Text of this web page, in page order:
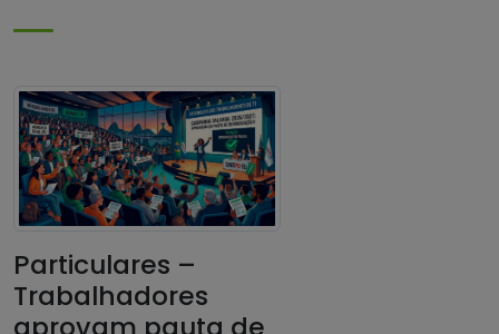
Particulares –
Trabalhadores
aprovam pauta de